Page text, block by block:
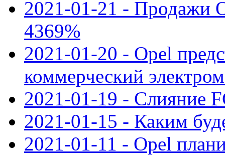
2021-01-21 - Продажи
4369%
2021-01-20 - Opel
коммерческий
2021-01-19 - Слияние
2021-01-15 - Каким
2021-01-11 - Opel